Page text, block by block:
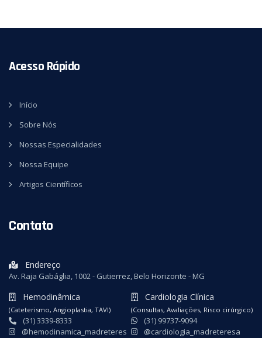
Acesso Rápido
Início
Sobre Nós
Nossas Especialidades
Nossa Equipe
Artigos Científicos
Contato
Endereço
Av. Raja Gabáglia, 1002 - Gutierrez, Belo Horizonte - MG
Hemodinâmica
(Cateterismo, Angioplastia, TAVI)
(31) 3339-8333
@hemodinamica_madreteres
Cardiologia Clínica
(Consultas, Avaliações, Risco cirúrgico)
(31) 99737-9094
@cardiologia_madreteresa